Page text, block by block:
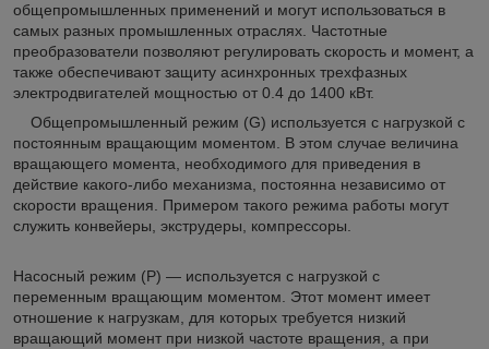
общепромышленных применений и могут использоваться в
самых разных промышленных отраслях. Частотные
преобразователи позволяют регулировать скорость и момент, а
также обеспечивают защиту асинхронных трехфазных
электродвигателей мощностью от 0.4 до 1400 кВт.
Общепромышленный режим (G) используется с нагрузкой с
постоянным вращающим моментом. В этом случае величина
вращающего момента, необходимого для приведения в
действие какого-либо механизма, постоянна независимо от
скорости вращения. Примером такого режима работы могут
служить конвейеры, экструдеры, компрессоры.
Насосный режим (P) — используется с нагрузкой с
переменным вращающим моментом. Этот момент имеет
отношение к нагрузкам, для которых требуется низкий
вращающий момент при низкой частоте вращения, а при